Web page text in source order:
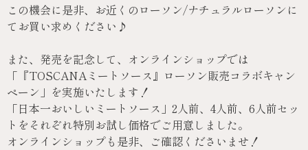
この機会に是非、お近くのローソン/ナチュラルローソンに
てお買い求めください♪
また、発売を記念して、オンラインショップでは
「『TOSCANAミートソース』ローソン販売コラボキャン
ペーン」を実施いたします！
「日本一おいしいミートソース」2人前、4人前、6人前セッ
トをそれぞれ特別お試し価格でご用意しました。
オンラインショップも是非、ご確認くださいませ！